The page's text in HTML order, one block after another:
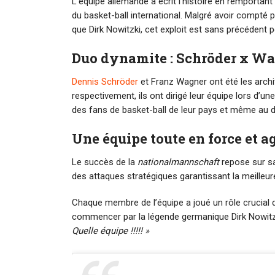
du basket-ball international. Malgré avoir compté
que Dirk Nowitzki, cet exploit est sans précédent
Duo dynamite : Schröder x
Dennis Schröder et Franz Wagner ont été les
respectivement, ils ont dirigé leur équipe lors
des fans de basket-ball de leur pays et même au
Une équipe toute en force et
Le succès de la nationalmannschaftrepose sur
des attaques stratégiques garantissant la
Chaque membre de l’équipe a joué un rôle
commencer par la légende germanique Dirk
Quelle équipe !!!!! »